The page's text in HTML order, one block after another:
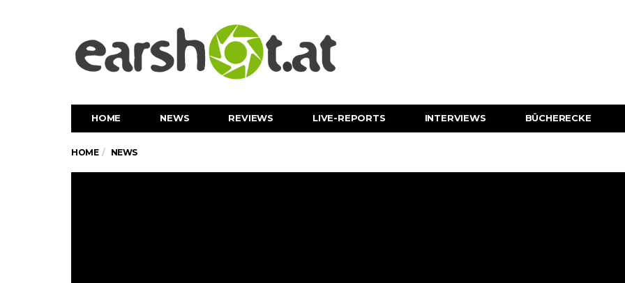
HOME NEWS REVIEWS LIVE-REPORTS INTERVIEWS BÜCHERECKE
HOME NEWS